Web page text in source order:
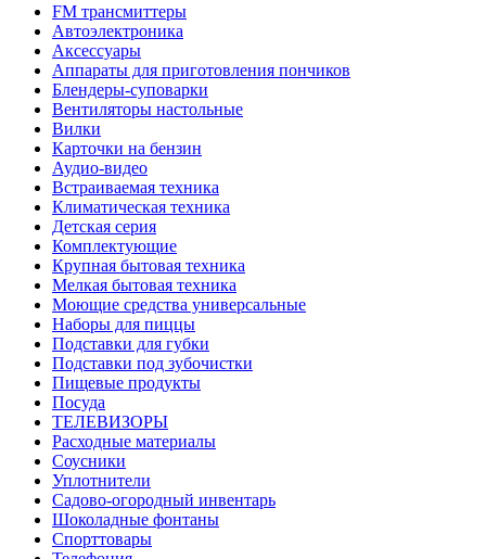
FM трансмиттеры
Автоэлектроника
Аксессуары
Аппараты для приготовления пончиков
Блендеры-суповарки
Вентиляторы настольные
Вилки
Карточки на бензин
Аудио-видео
Встраиваемая техника
Климатическая техника
Детская серия
Комплектующие
Крупная бытовая техника
Мелкая бытовая техника
Моющие средства универсальные
Наборы для пиццы
Подставки для губки
Подставки под зубочистки
Пищевые продукты
Посуда
ТЕЛЕВИЗОРЫ
Расходные материалы
Соусники
Уплотнители
Садово-огородный инвентарь
Шоколадные фонтаны
Спорттовары